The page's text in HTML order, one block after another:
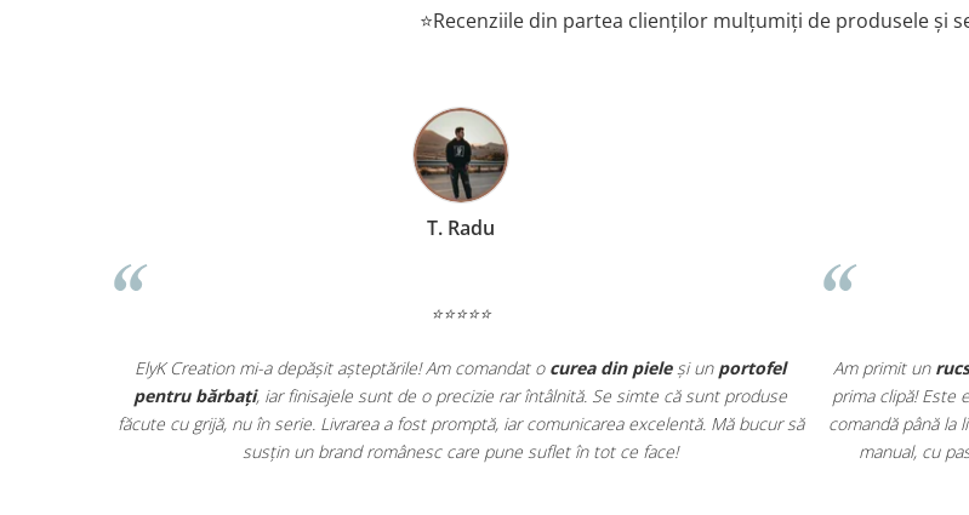
⭐Recenziile din partea clienților mulțumiți de produsele și
T. Radu
⭐⭐⭐⭐⭐
ElyK Creation mi-a depășit așteptările! Am comandat o curea din pieleși un portofel
pentru bărbați, iar finisajele sunt de o precizie rar întâlnită. Se simte că sunt produse
făcute cu grijă, nu în serie. Livrarea a fost promptă, iar comunicarea excelentă. Mă bucur să
susțin un brand românesc care pune suflet în tot ce face!
Am primit un
prima clipă! Este
comandă până la
manual, cu